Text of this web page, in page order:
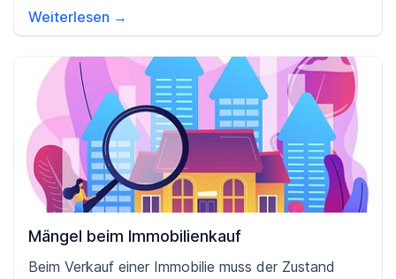
ein Minimum zu beschränken oder ihn mit deutlich
umfassenderen Arbeiten zu beauftragen. Wir zeigen,
welche Möglichkeiten es gibt, mit welchen Kosten
zu rechnen ist und welche Vor- und Nachteile zu
bedenken sind.
Weiterlesen →
Mängel beim Immobilienkauf
Beim Verkauf einer Immobilie muss der Zustand